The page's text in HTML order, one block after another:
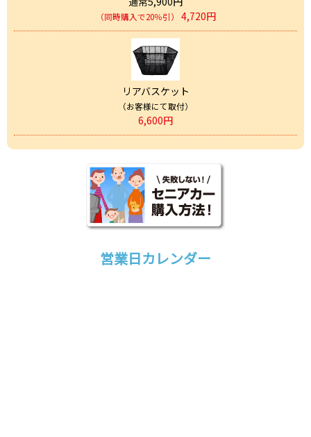
（同時購入で20％引） 4,720円
リアバスケット
（お客様にて取付）
6,600円
営業日カレンダー